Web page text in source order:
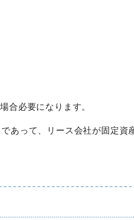
合必要になります。
って、リース会社が固定資